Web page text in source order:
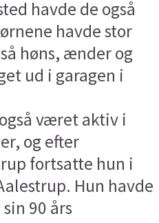
havde de også
havde stor
høns, ænder og
ud i garagen i
været aktiv i
og efter
fortsatte hun i
Hun havde
90 års